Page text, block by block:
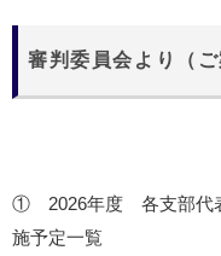
審判委員会より（ご
① 2026年度 各支部代表
施予定一覧